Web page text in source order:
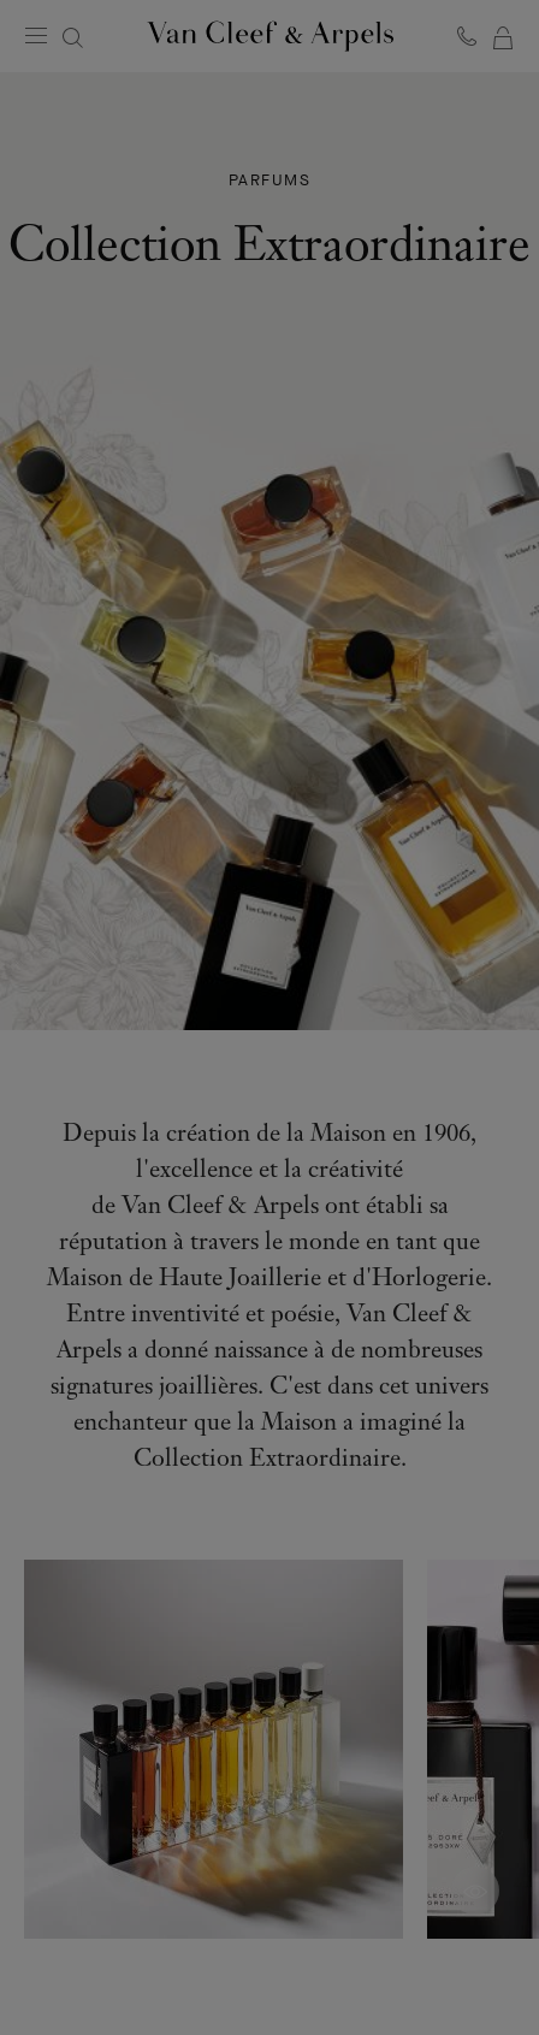
&
PARFUMS
Collection Extraordinaire
Depuis la création de la Maison en 1906,
l'excellence et la créativité
de Van Cleef & Arpels ont établi sa
réputation à travers le monde en tant que
Maison de Haute Joaillerie et d'Horlogerie.
Entre inventivité et poésie, Van Cleef &
Arpels a donné naissance à de nombreuses
signatures joaillières. C'est dans cet univers
enchanteur que la Maison a imaginé la
Collection Extraordinaire.